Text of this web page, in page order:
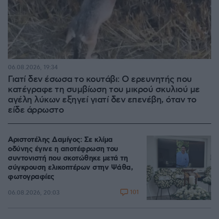
Γιατί δεν έσωσα το κουτάβι: Ο ερευνητής που
κατέγραφε τη συμβίωση του μικρού σκυλιού με
αγέλη λύκων εξηγεί γιατί δεν επενέβη, όταν το
είδε άρρωστο
06.08.2026, 19:34
Αριστοτέλης Δαμίγος: Σε κλίμα
οδύνης έγινε η αποτέφρωση του
συντονιστή που σκοτώθηκε μετά τη
σύγκρουση ελικοπτέρων στην Ψάθα,
φωτογραφίες
06.08.2026, 20:03 101